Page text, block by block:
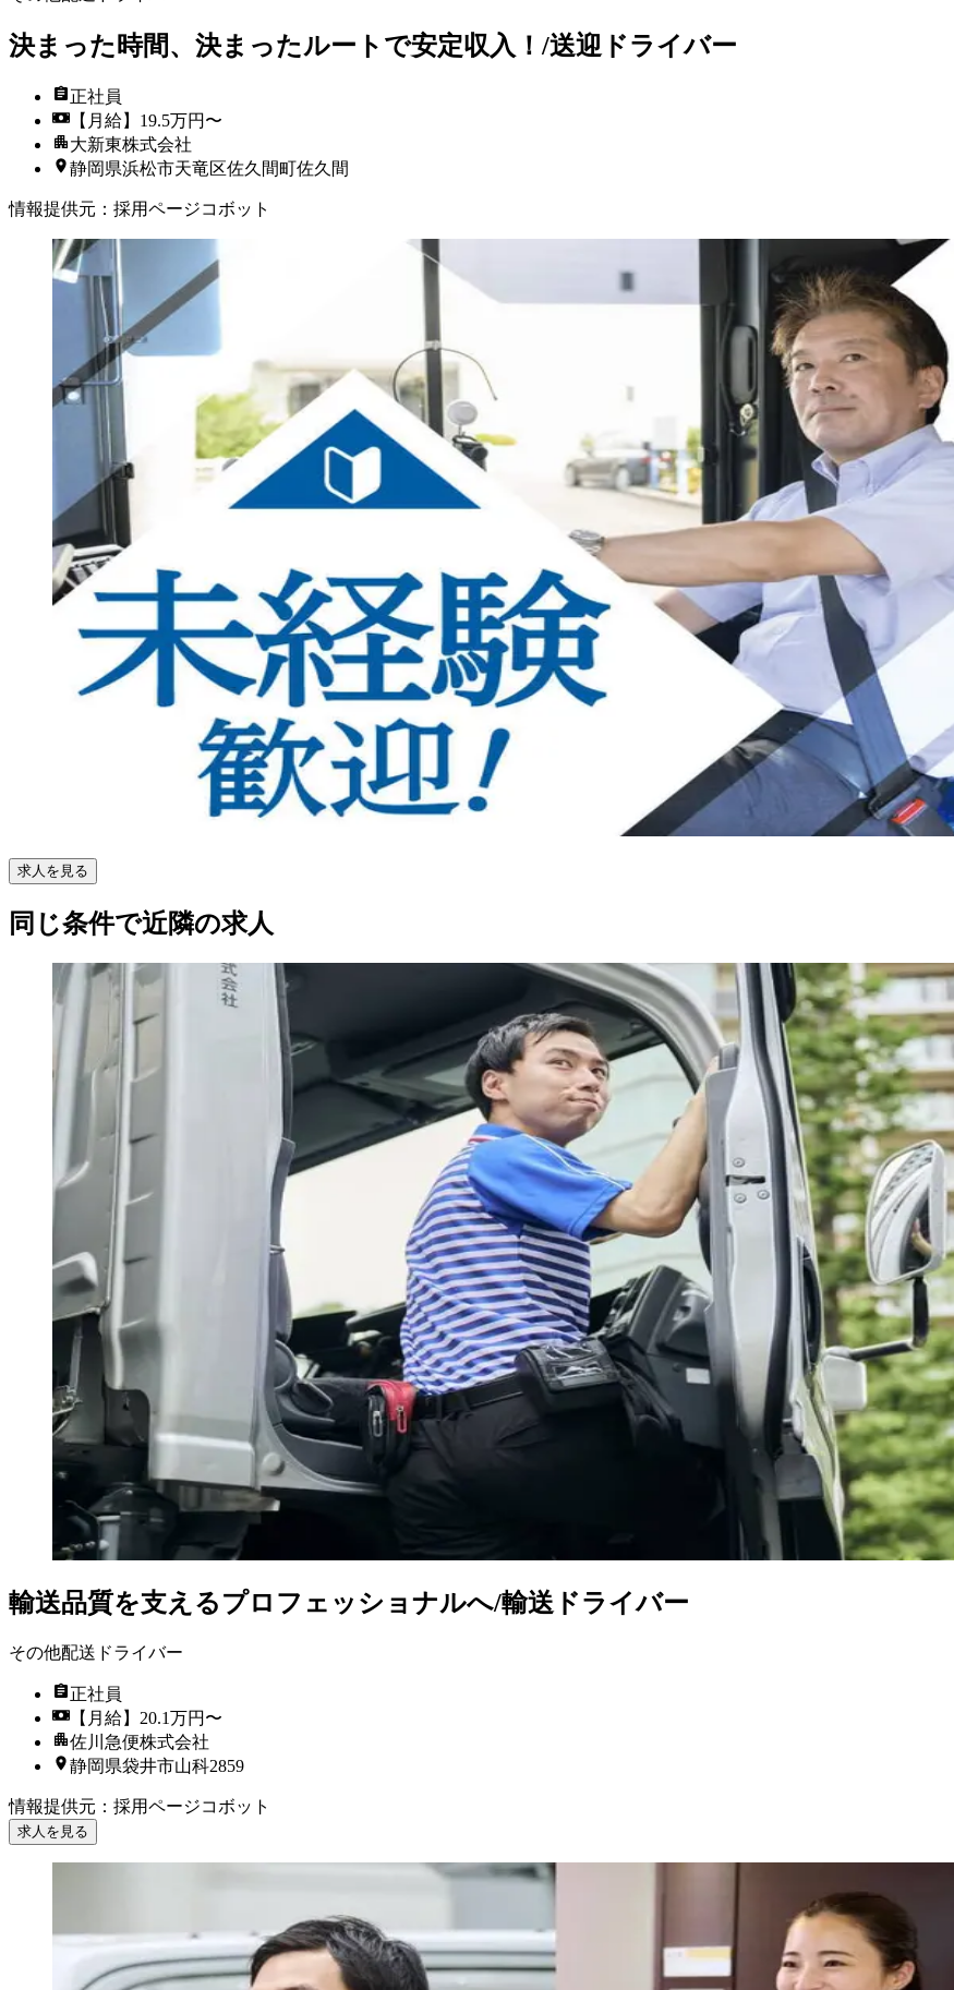
決まった時間、決まったルートで安定収入！/送迎ドライバー
正社員
【月給】19.5万円〜
大新東株式会社
静岡県浜松市天竜区佐久間町佐久間
情報提供元 ： 採用ページコボット
求人を見る
同じ条件で近隣の求人
輸送品質を支えるプロフェッショナルへ/輸送ドライバー
その他配送ドライバー
正社員
【月給】20.1万円〜
佐川急便株式会社
静岡県袋井市山科2859
情報提供元 ： 採用ページコボット
求人を見る